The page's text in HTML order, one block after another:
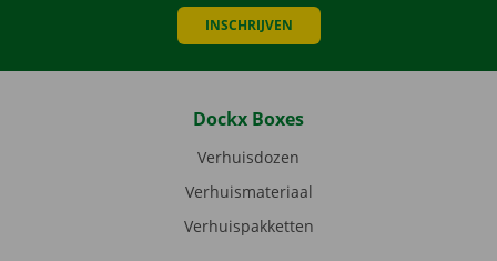
INSCHRIJVEN
Dockx Boxes
Verhuisdozen
Verhuismateriaal
Verhuispakketten